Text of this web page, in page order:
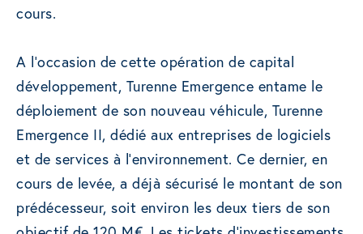
cours.
A l’occasion de cette opération de capital
développement, Turenne Emergence entame le
déploiement de son nouveau véhicule, Turenne
Emergence II, dédié aux entreprises de logiciels
et de services à l’environnement. Ce dernier, en
cours de levée, a déjà sécurisé le montant de son
prédécesseur, soit environ les deux tiers de son